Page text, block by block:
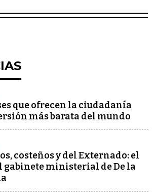
que ofrecen la ciudadanía
más barata del mundo
costeños y del Externado: el
gabinete ministerial de De la